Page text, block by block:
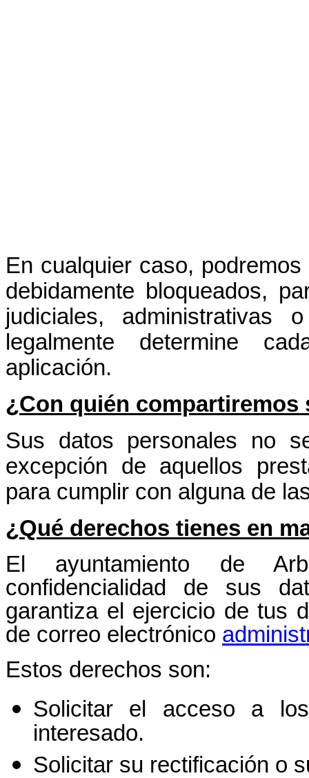
En cualquier caso,
debidamente bloqueados,
judiciales,
legalmente determine
aplicación.
¿Con quién compartiremos
Sus datos personales no
excepción de aquellos
para cumplir con alguna de
¿Qué derechos tienes en
El ayuntamiento de
confidencialidad de sus
garantiza el ejercicio de tus
de correo electrónico
Estos derechos son:
Solicitar el acceso a
interesado.
Solicitar su rectificación o